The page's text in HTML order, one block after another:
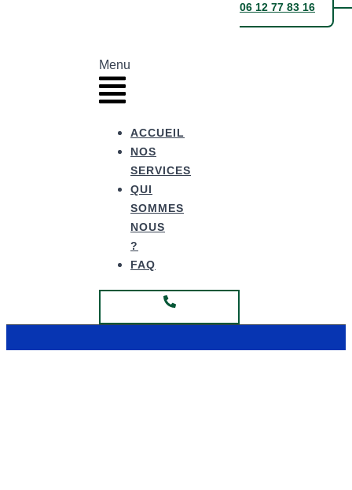
Menu
ACCUEIL
NOS
SERVICES
QUI
SOMMES
NOUS
?
FAQ
06 12 77 83 16